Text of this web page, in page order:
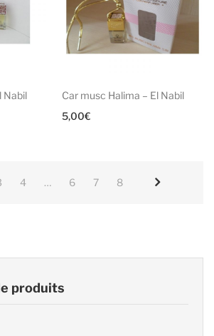
Nabil
Car musc Halima – El Nabil
5,00€
4 … 6 7 8
produits